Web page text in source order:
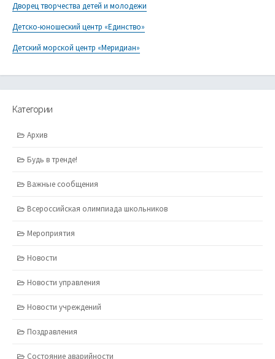
Дворец творчества детей и молодежи
Детско-юношеский центр «Единство»
Детский морской центр «Меридиан»
Категории
Архив
Будь в тренде!
Важные сообщения
Всероссийская олимпиада школьников
Мероприятия
Новости
Новости управления
Новости учреждений
Поздравления
Состояние аварийности